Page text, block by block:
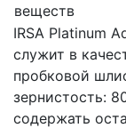
веществ
IRSA Platinum
служит в
пробковой
зернистость:
содержать